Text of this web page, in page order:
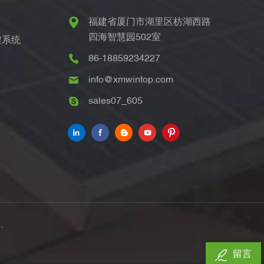
系统
福建省厦门市湖里区枋湖西路
四海智慧园502室
86-18859234227
info@xmwintop.com
sales07_605
留言